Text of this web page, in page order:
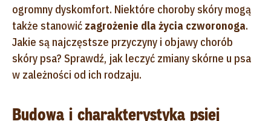
ogromny dyskomfort. Niektóre choroby skóry mogą
także stanowić zagrożenie dla życia czworonoga.
Jakie są najczęstsze przyczyny i objawy chorób
skóry psa? Sprawdź, jak leczyć zmiany skórne u psa
w zależności od ich rodzaju.
Budowa i charakterystyka psiej